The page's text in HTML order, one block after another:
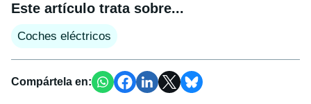
Este artículo trata sobre...
Coches eléctricos
Compártela en: